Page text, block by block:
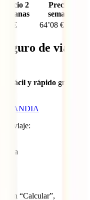
Precio 2
semanas
Precio 3
semanas
€ 64’08 €
de viaje
es fácil y rápido gracias a
ISLANDIA
tu viaje:
en “Calcular”,